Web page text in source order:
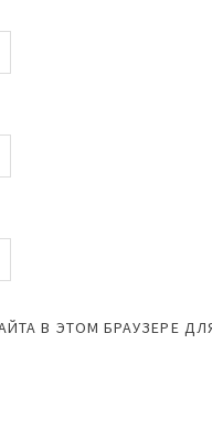
В ЭТОМ БРАУЗЕРЕ